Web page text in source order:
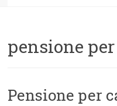
pensione
Pensione per